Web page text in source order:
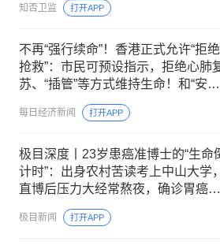
知否卫监 打开APP
不再“强行续命”！香港正式允许“拒绝
抢救”：市民可预设指示，拒绝心肺
苏、“插管”等方式维持生命！和“安乐
死”有何区别？官方解读
每日经济新闻 打开APP
极目深度丨23岁患癌准博士的“生命
计时”：出身农村苦读考上中山大学，
直博后压力大经常熬夜，确诊胃癌晚
极目新闻 打开APP